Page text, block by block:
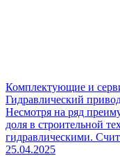
Комплектующие и
Гидравлический
Несмотря на ряд
доля в строительной
гидравлическими.
25.04.2025